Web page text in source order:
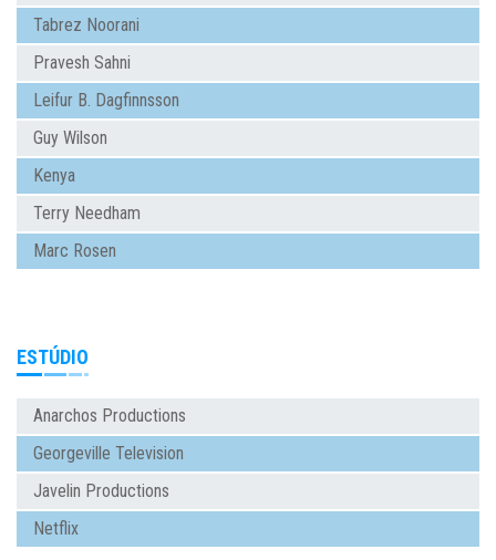
Tabrez Noorani
Pravesh Sahni
Leifur B. Dagfinnsson
Guy Wilson
Kenya
Terry Needham
Marc Rosen
ESTÚDIO
Anarchos Productions
Georgeville Television
Javelin Productions
Netflix